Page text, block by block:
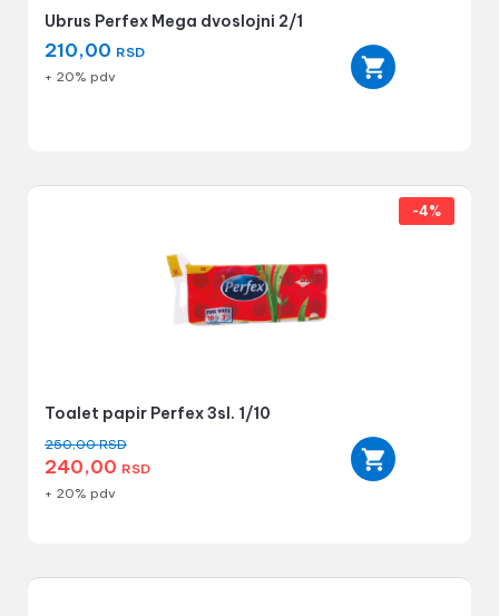
Ubrus Perfex Mega dvoslojni 2/1
210,00 RSD
+ 20% pdv
Toalet papir Perfex 3sl. 1/10
250,00RSD
240,00 RSD
-4%
+ 20% pdv